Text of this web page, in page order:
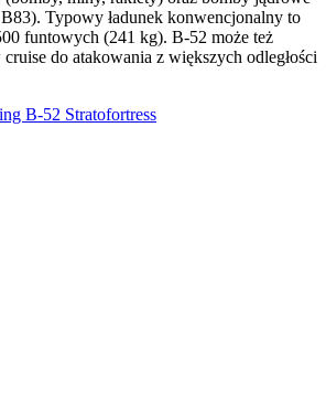
Typowy ładunek konwencjonalny to
funtowych (241 kg). B-52 może też
do atakowania z większych odległości
B-52 Stratofortress